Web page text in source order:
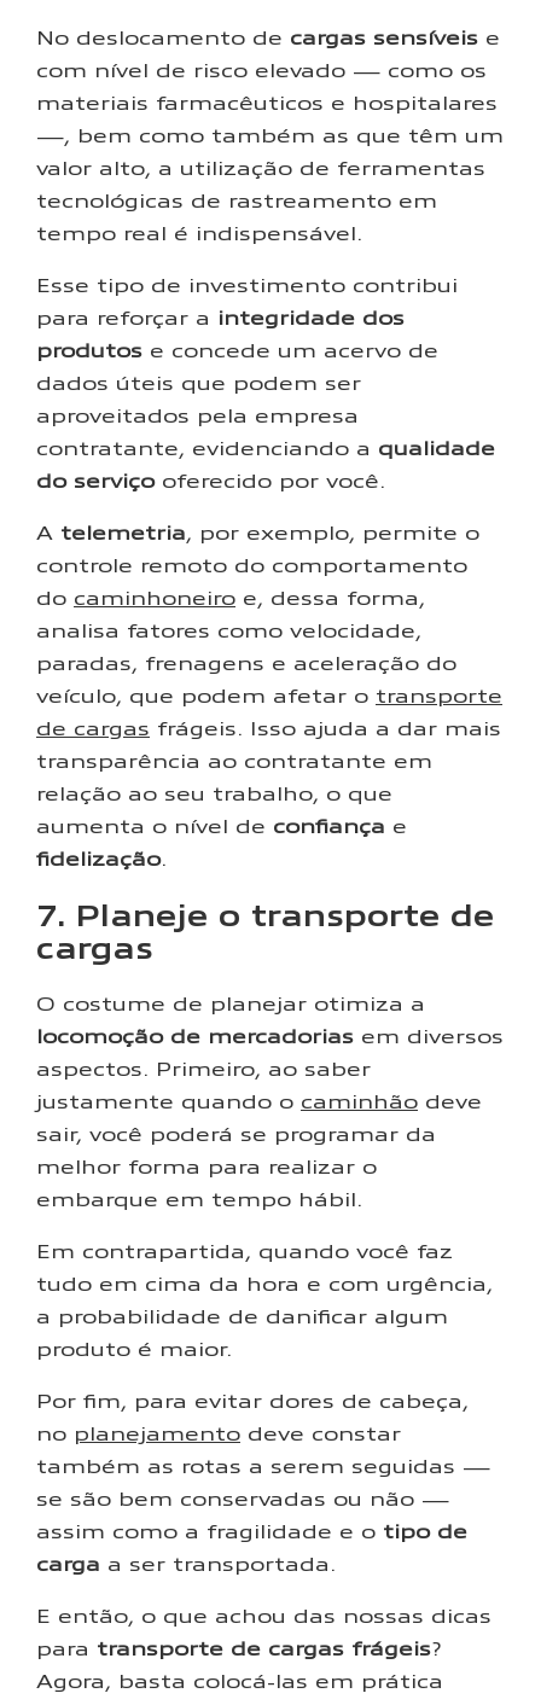
No deslocamento de cargas sensíveis e
com nível de risco elevado — como os
materiais farmacêuticos e hospitalares
—, bem como também as que têm um
valor alto, a utilização de ferramentas
tecnológicas de rastreamento em
tempo real é indispensável.
Esse tipo de investimento contribui
para reforçar a integridade dos
produtos e concede um acervo de
dados úteis que podem ser
aproveitados pela empresa
contratante, evidenciando a qualidade
do serviçooferecido por você.
A telemetria , por exemplo, permite o
controle remoto do comportamento
do caminhoneiro e, dessa forma,
analisa fatores como velocidade,
paradas, frenagens e aceleração do
veículo, que podem afetar o transporte
de cargas frágeis. Isso ajuda a dar mais
transparência ao contratante em
relação ao seu trabalho, o que
aumenta o nível de confiança e
fidelização.
7. Planeje o transporte de
cargas
O costume de planejar otimiza a
locomoção de mercadorias em diversos
aspectos. Primeiro, ao saber
justamente quando o caminhão deve
sair, você poderá se programar da
melhor forma para realizar o
embarque em tempo hábil.
Em contrapartida, quando você faz
tudo em cima da hora e com urgência,
a probabilidade de danificar algum
produto é maior.
Por fim, para evitar dores de cabeça,
no planejamento deve constar
também as rotas a serem seguidas —
se são bem conservadas ou não —
assim como a fragilidade e o tipo de
carga a ser transportada.
E então, o que achou das nossas dicas
para transporte de cargas frágeis?
Agora, basta colocá-las em prática